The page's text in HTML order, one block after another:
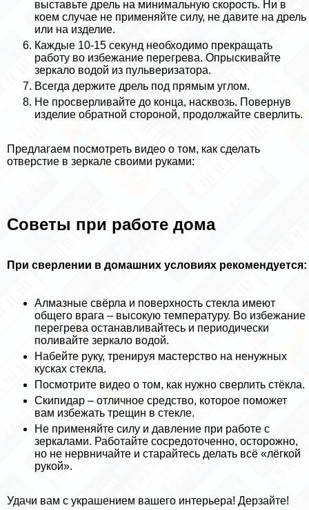
выставьте дрель на минимальную скорость. Ни в
коем случае не применяйте силу, не давите на дрель
или на изделие.
Каждые 10-15 секунд необходимо прекращать
работу во избежание перегрева. Опрыскивайте
зеркало водой из пульверизатора.
Всегда держите дрель под прямым углом.
Не просверливайте до конца, насквозь. Повернув
изделие обратной стороной, продолжайте сверлить.
Предлагаем посмотреть видео о том, как сделать
отверстие в зеркале своими руками:
Советы при работе дома
При сверлении в домашних условиях рекомендуется:
Алмазные свёрла и поверхность стекла имеют
общего врага – высокую температуру. Во избежание
перегрева останавливайтесь и периодически
поливайте зеркало водой.
Набейте руку, тренируя мастерство на ненужных
кусках стекла.
Посмотрите видео о том, как нужно сверлить стёкла.
Скипидap – отличное средство, которое поможет
вам избежать трещин в стекле.
Не применяйте силу и давление при работе с
зеркалами. Работайте сосредоточенно, осторожно,
но не нервничайте и старайтесь делать всё «лёгкой
рукой».
Удачи вам с украшением вашего интерьера! Дерзайте!